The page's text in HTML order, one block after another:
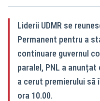
Liderii UDMR se
Permanent pentru a
continuare guvernul
paralel, PNL a
a cerut premierului să
ora 10.00.